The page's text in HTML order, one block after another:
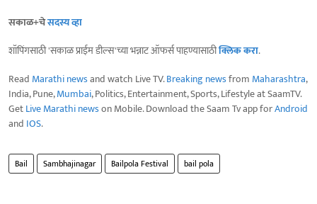
सकाळ+चेसदस्य व्हा
शॉपिंगसाठी 'सकाळ प्राईम डील्स'च्या भन्नाट ऑफर्स पाहण्यासाठीक्लिक करा.
Read Marathi newsand watch Live TV.Breaking newsfrom Maharashtra,
India, Pune,Mumbai, Politics, Entertainment, Sports, Lifestyle at SaamTV.
GetLive Marathi newson Mobile. Download the Saam Tv app forAndroid
and IOS.
Bail Sambhajinagar Bailpola Festival bail pola